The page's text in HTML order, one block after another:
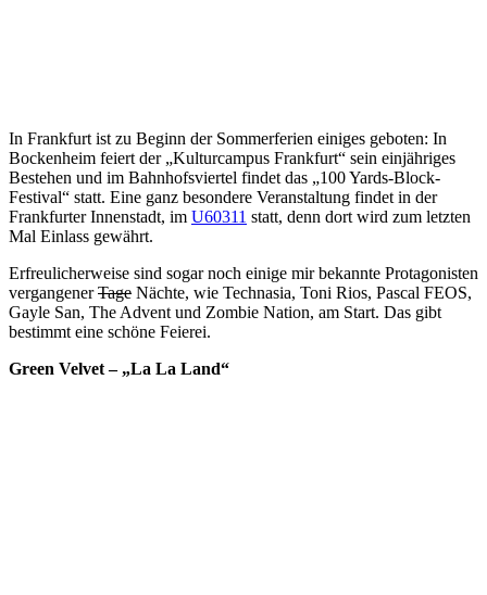
In Frankfurt ist zu Beginn der Sommerferien einiges geboten: In
Bockenheim feiert der „Kulturcampus Frankfurt“ sein einjähriges
Bestehen und im Bahnhofsviertel findet das „100 Yards-Block-
Festival“ statt. Eine ganz besondere Veranstaltung findet in der
Frankfurter Innenstadt, im U60311 statt, denn dort wird zum letzten
Mal Einlass gewährt.
Erfreulicherweise sind sogar noch einige mir bekannte Protagonisten
vergangenerTage Nächte, wie Technasia, Toni Rios, Pascal FEOS,
Gayle San, The Advent und Zombie Nation, am Start. Das gibt
bestimmt eine schöne Feierei.
Green Velvet – „La La Land“